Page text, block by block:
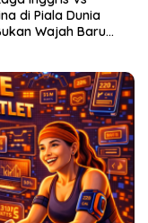
ke Macan